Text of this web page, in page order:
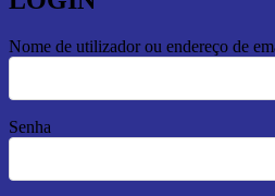
Nome de utilizador ou endereço de
Senha